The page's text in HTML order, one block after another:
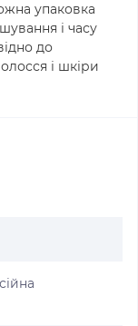
упаковка
і часу
до
і шкіри